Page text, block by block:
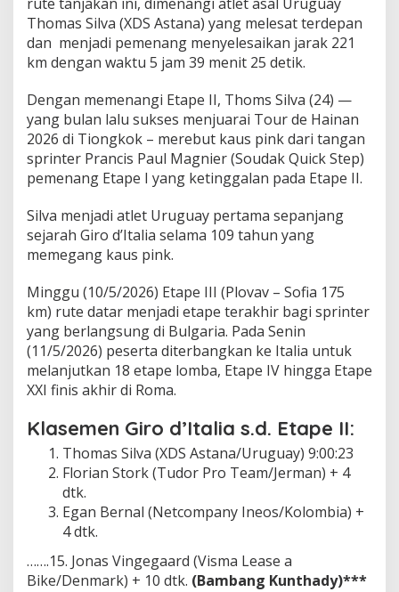
Thomas Silva (XDS Astana) yang melesat terdepan
dan menjadi pemenang menyelesaikan jarak 221
km dengan waktu 5 jam 39 menit 25 detik.
Dengan memenangi Etape II, Thoms Silva (24) —
yang bulan lalu sukses menjuarai Tour de Hainan
2026 di Tiongkok – merebut kaus pink dari tangan
sprinter Prancis Paul Magnier (Soudak Quick Step)
pemenang Etape I yang ketinggalan pada Etape II.
Silva menjadi atlet Uruguay pertama sepanjang
sejarah Giro d’Italia selama 109 tahun yang
memegang kaus pink.
Minggu (10/5/2026) Etape III (Plovav – Sofia 175
km) rute datar menjadi etape terakhir bagi sprinter
yang berlangsung di Bulgaria. Pada Senin
(11/5/2026) peserta diterbangkan ke Italia untuk
melanjutkan 18 etape lomba, Etape IV hingga Etape
XXI finis akhir di Roma.
Klasemen Giro d’Italia s.d. Etape II:
Thomas Silva (XDS Astana/Uruguay) 9:00:23
Florian Stork (Tudor Pro Team/Jerman) + 4
dtk.
Egan Bernal (Netcompany Ineos/Kolombia) +
4 dtk.
…….15. Jonas Vingegaard (Visma Lease a
Bike/Denmark) + 10 dtk. (Bambang Kunthady)***